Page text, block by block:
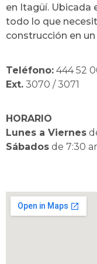
en Itagüí. Ubicada
todo lo que
construcción en
Teléfono: 444 52
Ext. 3070 / 3071
HORARIO
Lunes a Viernes
Sábados de 7:30